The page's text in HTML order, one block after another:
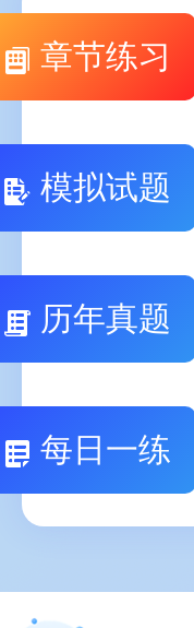
章节练习
模拟试题
历年真题
每日一练